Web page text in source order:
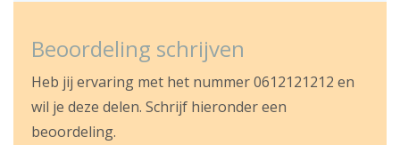
Beoordeling schrijven
Heb jij ervaring met het nummer 0612121212 en
wil je deze delen. Schrijf hieronder een
beoordeling.